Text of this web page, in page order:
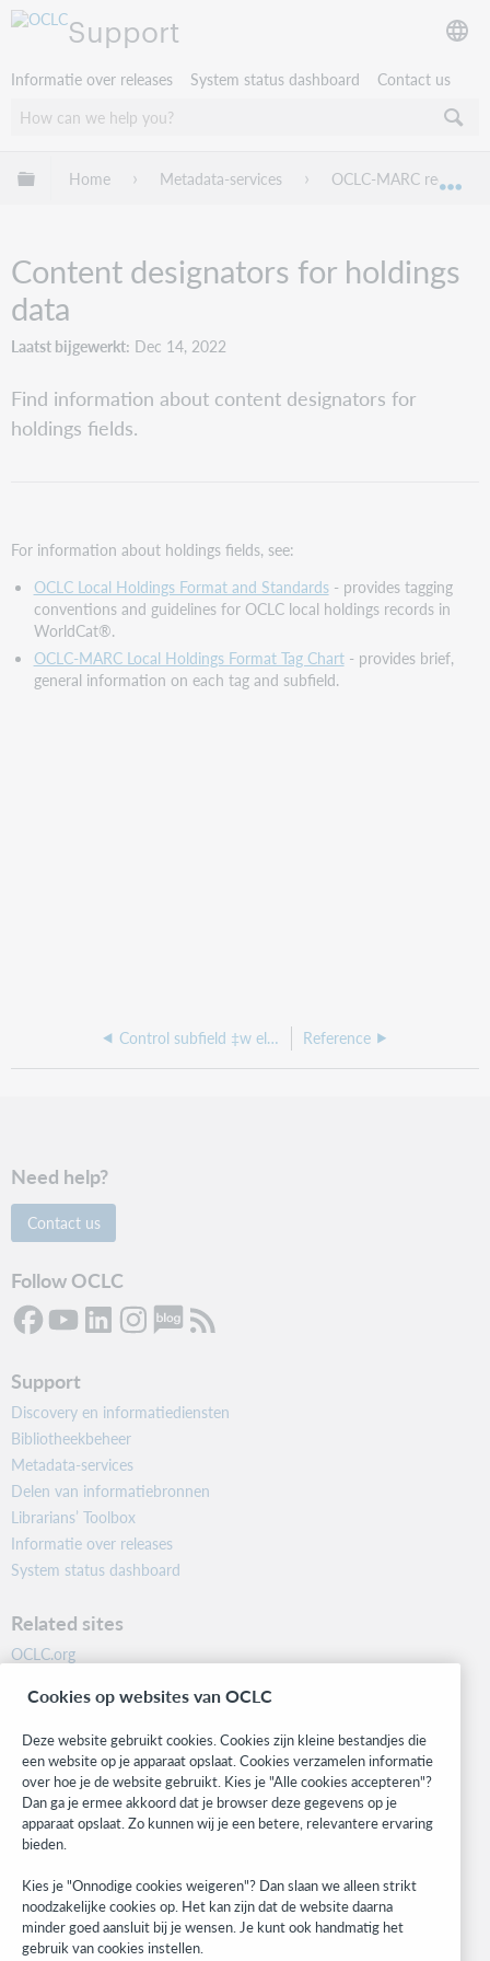
Support
Informatie over releases System status dashboard Contact us
Mondiale hiërarchie uitvouwen / samenvouwen
Home Metadata-services OCLC-MARC records
Content designators for holdings
data
Laatst bijgewerkt Dec 14, 2022
Find information about content designators for
holdings fields.
For information about holdings fields, see:
OCLC Local Holdings Format and Standards- provides tagging
conventions and guidelines for OCLC local holdings records in
WorldCat®.
OCLC-MARC Local Holdings Format Tag Chart- provides brief,
general information on each tag and subfield.
Control subfield ‡w elements Reference
Need help?
Contact us
Follow OCLC
Support
Discovery en informatiediensten
Bibliotheekbeheer
Metadata-services
Delen van informatiebronnen
Librarians’ Toolbox
Informatie over releases
System status dashboard
Related sites
OCLC.org
Community
Research
WebJunction
Developer Network
Stay in the know.
Get the latest product updates, research, events, and much more—
right to your inbox.
Subscribe now
Cookies op websites van OCLC
Deze website gebruikt cookies. Cookies zijn kleine bestandjes die
een website op je apparaat opslaat. Cookies verzamelen informatie
over hoe je de website gebruikt. Kies je "Alle cookies accepteren"?
Dan ga je ermee akkoord dat je browser deze gegevens op je
apparaat opslaat. Zo kunnen wij je een betere, relevantere ervaring
bieden.
Kies je "Onnodige cookies weigeren"? Dan slaan we alleen strikt
noodzakelijke cookies op. Het kan zijn dat de website daarna
minder goed aansluit bij je wensen. Je kunt ook handmatig het
gebruik van cookies instellen.